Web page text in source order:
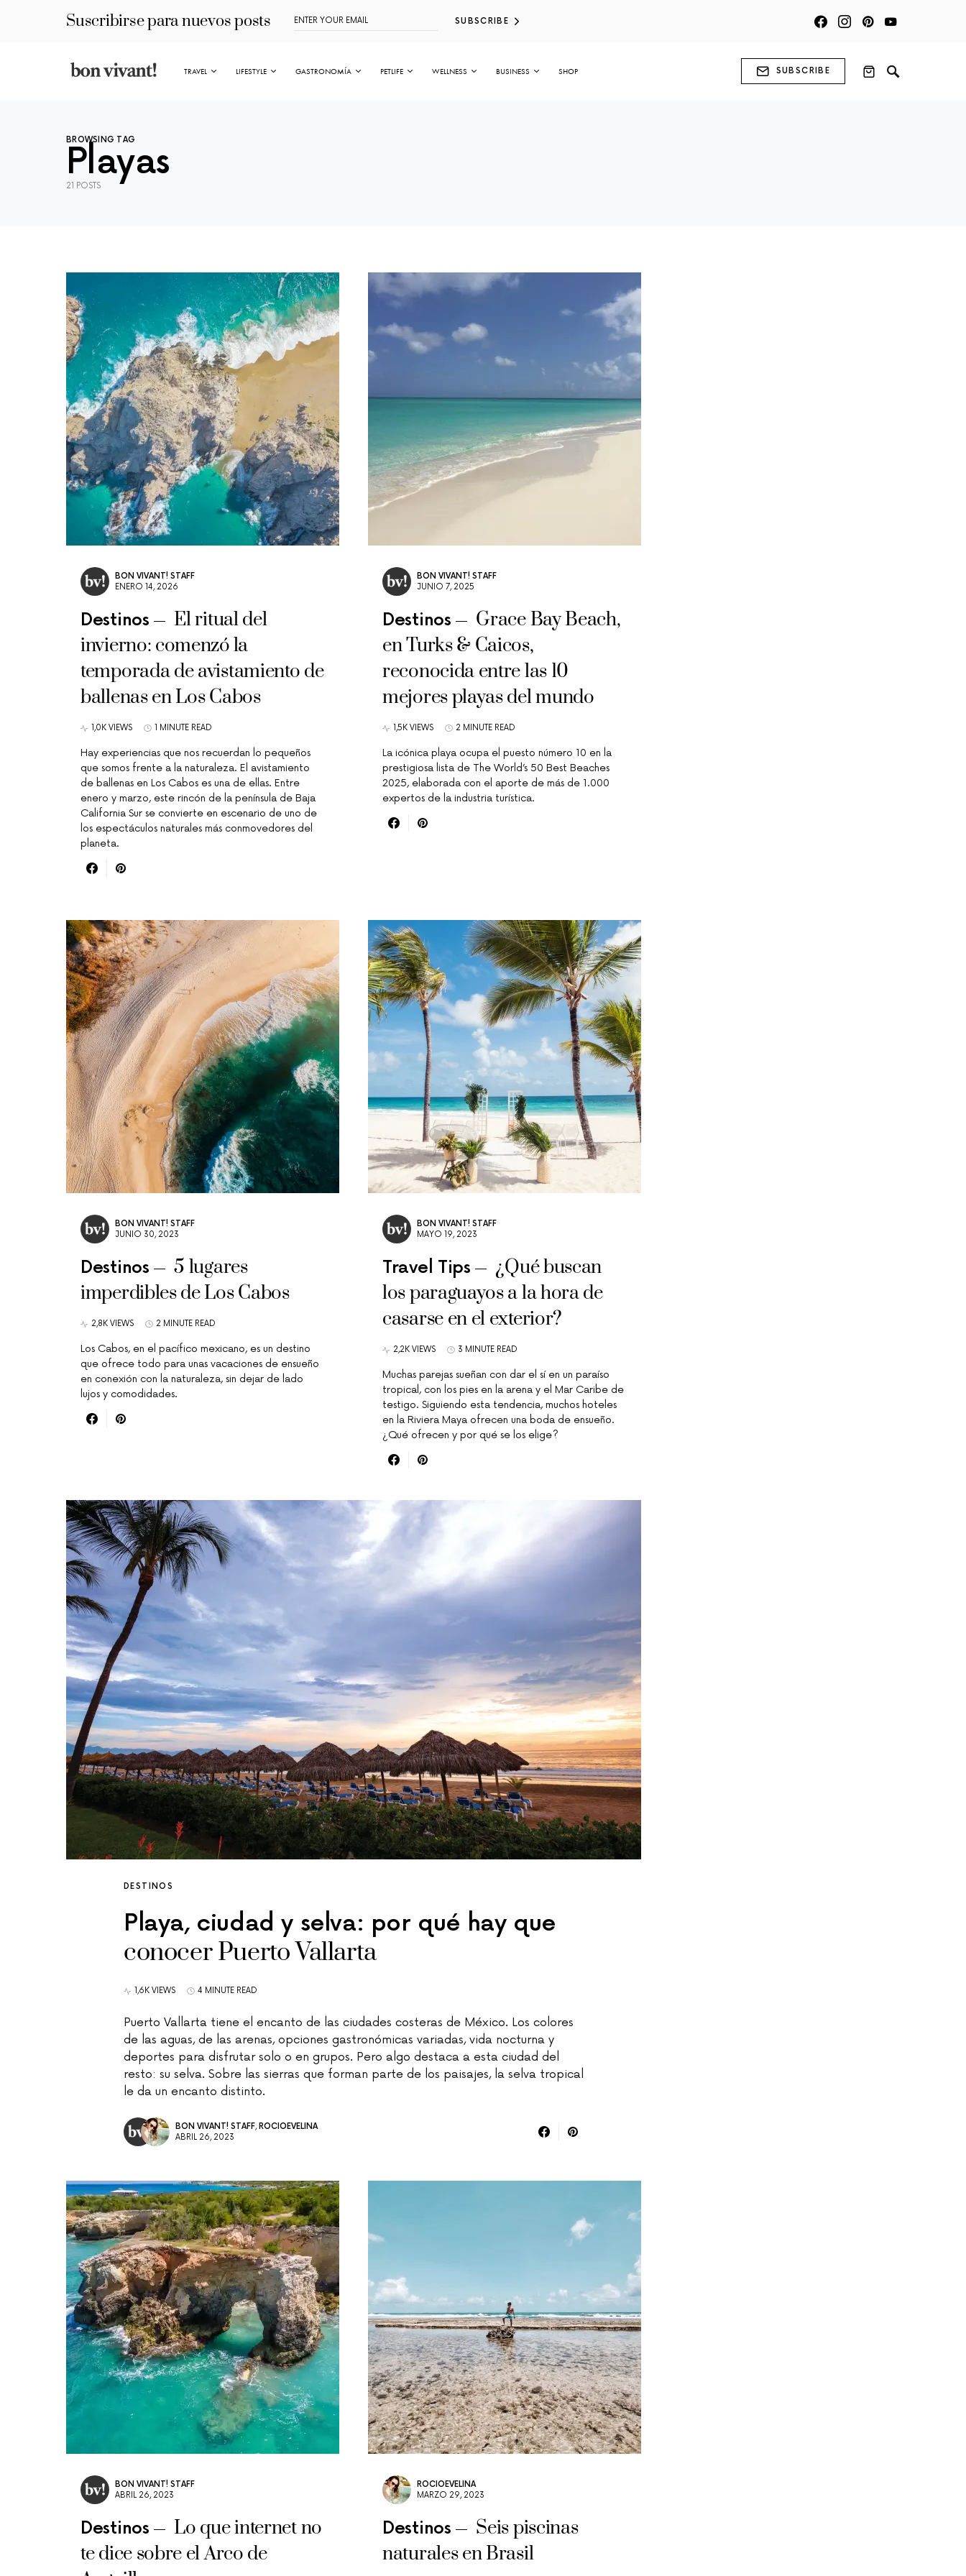
Suscribirse para nuevos posts SUBSCRIBE
TRAVEL LIFESTYLE GASTRONOMÍA PETLIFE WELLNESS BUSINESS SHOP SUBSCRIBE
BROWSING TAG
Playas
21 POSTS
BON VIVANT! STAFF
ENERO 14, 2026
Destinos
El ritual del
invierno: comenzó la
temporada de avistamiento de
ballenas en Los Cabos
1,0K VIEWS 1 MINUTE READ
Hay experiencias que nos recuerdan lo pequeños
que somos frente a la naturaleza. El avistamiento
de ballenas en Los Cabos es una de ellas. Entre
enero y marzo, este rincón de la península de Baja
California Sur se convierte en escenario de uno de
los espectáculos naturales más conmovedores del
planeta.
BON VIVANT! STAFF
JUNIO 7, 2025
Destinos
Grace Bay Beach,
en Turks & Caicos,
reconocida entre las 10
mejores playas del mundo
1,5K VIEWS 2 MINUTE READ
La icónica playa ocupa el puesto número 10 en la
prestigiosa lista de The World’s 50 Best Beaches
2025, elaborada con el aporte de más de 1.000
expertos de la industria turística.
BON VIVANT! STAFF
JUNIO 30, 2023
Destinos
5 lugares
imperdibles de Los Cabos
2,8K VIEWS 2 MINUTE READ
Los Cabos, en el pacífico mexicano, es un destino
que ofrece todo para unas vacaciones de ensueño
en conexión con la naturaleza, sin dejar de lado
lujos y comodidades.
BON VIVANT! STAFF
MAYO 19, 2023
Travel Tips
¿Qué buscan
los paraguayos a la hora de
casarse en el exterior?
2,2K VIEWS 3 MINUTE READ
Muchas parejas sueñan con dar el sí en un paraíso
tropical, con los pies en la arena y el Mar Caribe de
testigo. Siguiendo esta tendencia, muchos hoteles
en la Riviera Maya ofrecen una boda de ensueño.
¿Qué ofrecen y por qué se los elige?
DESTINOS
Playa, ciudad y selva: por qué hay que
conocer Puerto Vallarta
1,6K VIEWS 4 MINUTE READ
Puerto Vallarta tiene el encanto de las ciudades costeras de México. Los colores
de las aguas, de las arenas, opciones gastronómicas variadas, vida nocturna y
deportes para disfrutar solo o en grupos. Pero algo destaca a esta ciudad del
resto: su selva. Sobre las sierras que forman parte de los paisajes, la selva tropical
le da un encanto distinto.
BON VIVANT! STAFF, ROCIOEVELINA
ABRIL 26, 2023
BON VIVANT! STAFF
ABRIL 26, 2023
Destinos
Lo que internet no
te dice sobre el Arco de
ROCIOEVELINA
MARZO 29, 2023
Destinos
Seis piscinas
naturales en Brasil